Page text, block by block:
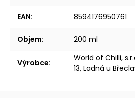
EAN: 8594176950761
Objem: 200 ml
Výrobce:
World of Chilli,
13, Ladná u